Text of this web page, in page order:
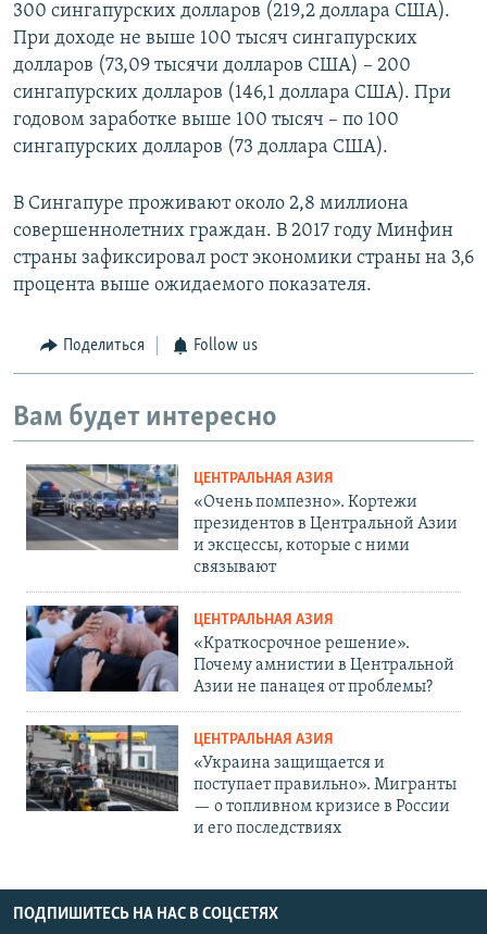
300 сингапурских долларов (219,2 доллара США).
При доходе не выше 100 тысяч сингапурских
долларов (​73,09 тысячи долларов США) – 200
сингапурских долларов (146,1 доллара США). При
годовом заработке выше 100 тысяч – по 100
сингапурских долларов (73 доллара США).
В Сингапуре проживают около 2,8 миллиона
совершеннолетних граждан. В 2017 году Минфин
страны зафиксировал рост экономики страны на 3,6
процента выше ожидаемого показателя.
Поделиться Follow us
Вам будет интересно
ЦЕНТРАЛЬНАЯ АЗИЯ
«Очень помпезно». Кортежи
президентов в Центральной Азии
и эксцессы, которые с ними
связывают
ЦЕНТРАЛЬНАЯ АЗИЯ
«Краткосрочное решение».
Почему амнистии в Центральной
Азии не панацея от проблемы?
ЦЕНТРАЛЬНАЯ АЗИЯ
«Украина защищается и
поступает правильно». Мигранты
— о топливном кризисе в России
и его последствиях
ПОДПИШИТЕСЬ НА НАС В СОЦСЕТЯХ